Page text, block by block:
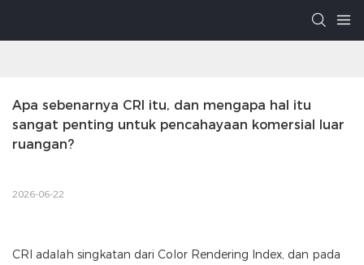
Apa sebenarnya CRI itu, dan mengapa hal itu
sangat penting untuk pencahayaan komersial luar
ruangan?
2026-06-22
CRI adalah singkatan dari Color Rendering Index, dan pada